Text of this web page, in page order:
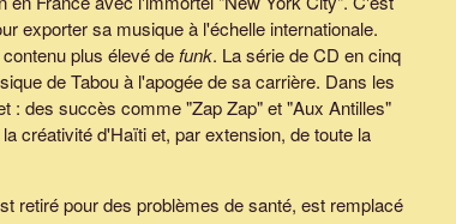
exporter sa musique à l'échelle internationale.
plus élevé defunk. La série de CD en cinq
de Tabou à l'apogée de sa carrière. Dans les
: des succès comme "Zap Zap" et "Aux Antilles"
créativité d'Haïti et, par extension, de toute la
retiré pour des problèmes de santé, est remplacé